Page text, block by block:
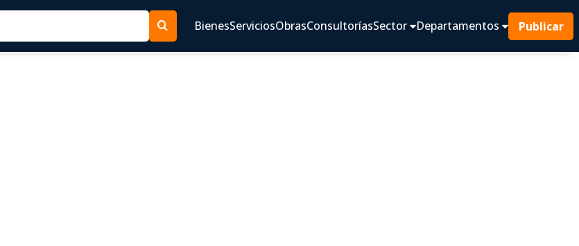
BienesServiciosObrasConsultoríasSector Departamentos Publicar